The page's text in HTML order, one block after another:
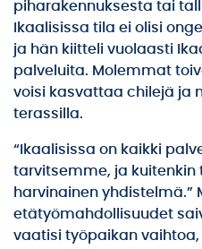
piharakennuksesta tai
Ikaalisissa tila ei olisi
ja hän kiitteli vuolaasti
palveluita. Molemmat
voisi kasvattaa chilejä ja
terassilla.
“Ikaalisissa on kaikki
tarvitsemme, ja kuitenkin
harvinainen yhdistelmä.”
etätyömahdollisuudet
vaatisi työpaikan